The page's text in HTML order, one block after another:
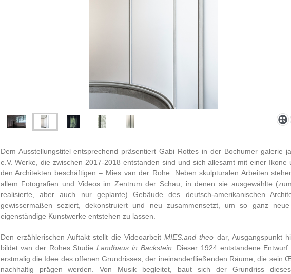
Dem Ausstellungstitel entsprechend präsentiert Gabi Rottes in der Bochumer galerie
e.V. Werke, die zwischen 2017-2018 entstanden sind und sich allesamt mit einer Ikone
den Architekten beschäftigen – Mies van der Rohe. Neben skulpturalen Arbeiten
allem Fotografien und Videos im Zentrum der Schau, in denen sie ausgewählte
realisierte, aber auch nur geplante) Gebäude des deutsch-amerikanischen
gewissermaßen seziert, dekonstruiert und neu zusammensetzt, um so ganz
eigenständige Kunstwerke entstehen zu lassen.
Den erzählerischen Auftakt stellt die VideoarbeitMIES.and theo dar, Ausgangspunkt
bildet van der Rohes StudieLandhaus in Backstein . Dieser 1924 entstandene Entwurf
erstmalig die Idee des offenen Grundrisses, der ineinanderfließenden Räume, die sein
nachhaltig prägen werden. Von Musik begleitet, baut sich der Grundriss